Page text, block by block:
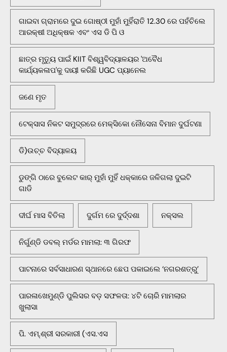
ଗାଇବା ଗ୍ରାମରେ ଦୁଇ ଗୋଷ୍ଠୀ ମୁହାଁ ମୁହିଁରାତି 12.30 ରେ ପହଁଚିଲେ
ଆରକ୍ଷୀ ଅଧିକ୍ଷକ ଏବଂ ଏସ ଡି ପି ଓ
ଛାତ୍ର ମୃତ୍ୟୁ ପାଇଁ KIIT ବିଶ୍ୱବିଦ୍ୟାଳୟର 'ଅବୈଧ
କାର୍ଯ୍ୟକଳାପ'କୁ ଦାୟୀ କରିଛି UGC ପ୍ୟାନେଲ
ଜଣେ ମୃତ
ଟେକ୍ସାସ ନିକଟ ସମୁଦ୍ରରେ ମେକ୍ସିକୋ ନୌସେନା ବିମାନ ଦୁର୍ଘଟଣା
ଡି)ଉଚ୍ଚ ବିଦ୍ୟାଳୟ
ଡୁଙ୍ଗି ଠାରେ ବୁଲେଟ କାର୍ ମୁହାଁ ମୁହିଁ ଧକ୍କାରେ ଜଳିଗଲା ଦୁଇଟି
ଗାଡି
ଦୀର୍ଘ ମାସ ବିତିଲା ଦୁର୍ଗମ ରେ ଦୁର୍ଦ୍ଦଶା ନକ୍ସଲ
ନିର୍ଗୁଣ୍ଡି ଡବଲ୍ ମର୍ଡର ମାମଲା: ୩ ଗିରଫ
ପାଟନାରେ ସର୍ବସାଧାରଣ ସ୍ଥାନରେ ଛେପ ପକାଇଲେ ‘ନଗରଶତ୍ରୁ’
ପାରଳାଖେମୁଣ୍ଡି ପୁଲିସର ବଡ଼ ସଫଳତା: ୪ଟି ଚୋରି ମାମଲାର
ଖୁଲାସା
ପି. ଏମ୍.ଶ୍ରୀ ସରକାରୀ (ଏସ.ଏସ